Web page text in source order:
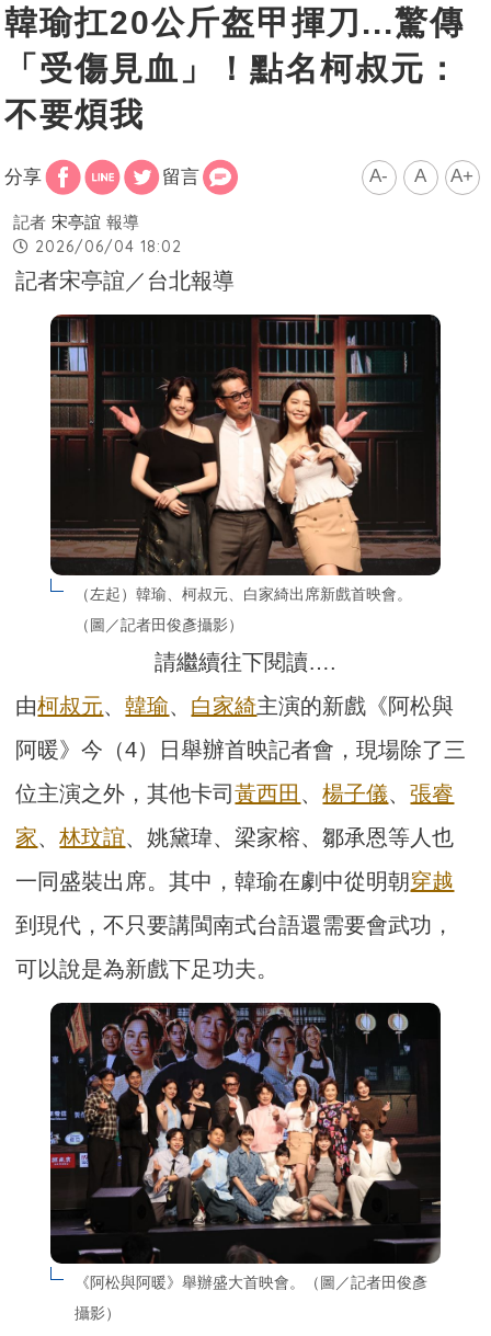
韓瑜扛20公斤盔甲揮刀...驚傳
「受傷見血」！點名柯叔元：
不要煩我
分享 留言 A- A A+
記者 宋亭誼 報導
2026/06/04 18:02
記者宋亭誼／台北報導
（左起）韓瑜、柯叔元、白家綺出席新戲首映會。
（圖／記者田俊彥攝影）
請繼續往下閱讀….
由柯叔元、韓瑜、 白家綺主演的新戲《阿松與
阿暖》今（4）日舉辦首映記者會，現場除了三
位主演之外，其他卡司黃西田 、楊子儀、張睿
家、林玟誼、姚黛瑋、梁家榕、鄒承恩等人也
一同盛裝出席。其中，韓瑜在劇中從明朝穿越
到現代，不只要講閩南式台語還需要會武功，
可以說是為新戲下足功夫。
《阿松與阿暖》舉辦盛大首映會。（圖／記者田俊彥
攝影）